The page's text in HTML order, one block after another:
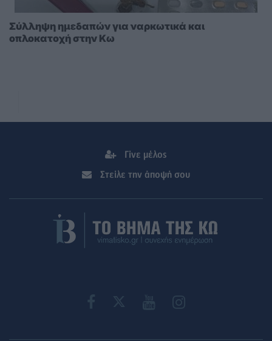
Σύλληψη ημεδαπών για ναρκωτικά και
οπλοκατοχή στην Κω
Γίνε μέλος
Στείλε την άποψή σου